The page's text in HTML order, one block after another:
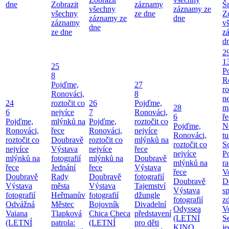
dne
Zobrazit
všechny
záznamy
ze dne
všechny
záznamy ze
dne
záznamy
ze dne
záznamy ze
dne
24
6
Pojďme,
Ronováci,
roztočit co
nejvíce
mlýnků na
řece
Doubravě
Výstava
fotografií
Odvážná
Vaiana
(LETNÍ
25
8
Pojďme,
Ronováci,
roztočit co
nejvíce
mlýnků na
řece
Doubravě
Výstava
fotografií
Jednání
Rady
města
Heřmanův
Městec
Tlapková
patrola:
26
7
Pojďme,
Ronováci,
roztočit co
nejvíce
mlýnků na
řece
Doubravě
Výstava
fotografií
Bojovník
Chica Checa
(LETNÍ
27
8
Pojďme,
Ronováci,
roztočit co
nejvíce
mlýnků na
řece
Doubravě
Výstava
fotografií
Tajemství
džungle
Divadelní
představení
pro děti
28
6
Pojďme,
Ronováci,
roztočit co
nejvíce
mlýnků na
řece
Doubravě
Výstava
fotografií
Odyssea
(LETNÍ
KINO